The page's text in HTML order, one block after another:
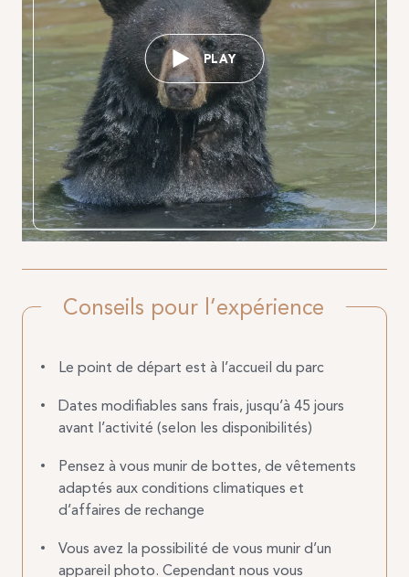
PLAY
Conseils pour l’expérience
Le point de départ est à l’accueil du parc
Dates modifiables sans frais, jusqu’à 45 jours
avant l’activité (selon les disponibilités)
Pensez à vous munir de bottes, de vêtements
adaptés aux conditions climatiques et
d’affaires de rechange
Vous avez la possibilité de vous munir d’un
appareil photo. Cependant nous vous